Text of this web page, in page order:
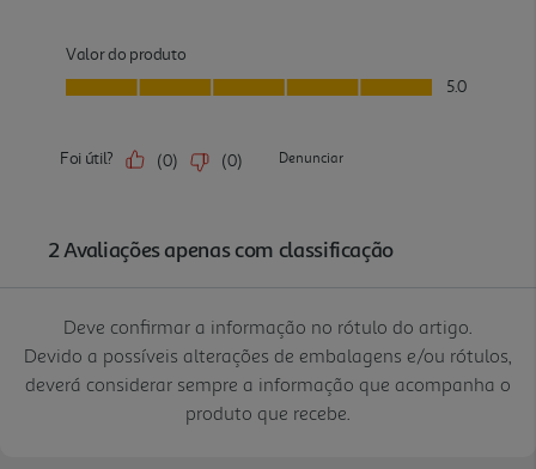
Deve confirmar a informação no rótulo do artigo.
Devido a possíveis alterações de embalagens e/ou rótulos,
deverá considerar sempre a informação que acompanha o
produto que recebe.